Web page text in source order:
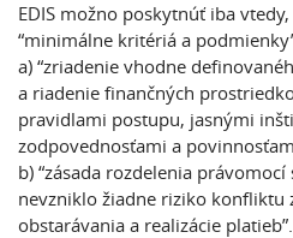
EDIS možno poskytnúť iba
“minimálne kritériá a
a) “zriadenie vhodne
a riadenie finančných
pravidlami postupu, jasnými
zodpovednosťami a
b) “zásada rozdelenia
nevzniklo žiadne riziko konfliktu
obstarávania a realizácie platieb”.